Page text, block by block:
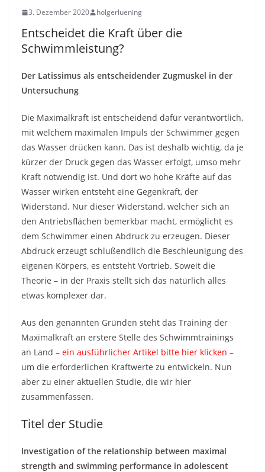
3. Dezember 2020 holgerluening
Entscheidet die Kraft über die
Schwimmleistung?
Der Latissimus als entscheidender Zugmuskel in der
Untersuchung
Die Maximalkraft ist entscheidend dafür verantwortlich,
mit welchem maximalen Impuls der Schwimmer gegen
das Wasser drücken kann. Das ist deshalb wichtig, da je
kürzer der Druck gegen das Wasser erfolgt, umso mehr
Kraft notwendig ist. Und dort wo hohe Kräfte auf das
Wasser wirken entsteht eine Gegenkraft, der
Widerstand. Nur dieser Widerstand, welcher sich an
den Antriebsflächen bemerkbar macht, ermöglicht es
dem Schwimmer einen Abdruck zu erzeugen. Dieser
Abdruck erzeugt schlußendlich die Beschleunigung des
eigenen Körpers, es entsteht Vortrieb. Soweit die
Theorie – in der Praxis stellt sich das natürlich alles
etwas komplexer dar.
Aus den genannten Gründen steht das Training der
Maximalkraft an erstere Stelle des Schwimmtrainings
an Land – ein ausführlicher Artikel bitte hier klicken –
um die erforderlichen Kraftwerte zu entwickeln. Nun
aber zu einer aktuellen Studie, die wir hier
zusammenfassen.
Titel der Studie
Investigation of the relationship between maximal
strength and swimming performance in adolescent